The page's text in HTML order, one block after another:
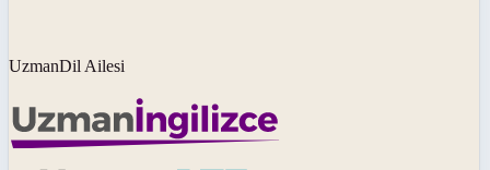
UzmanDil Ailesi